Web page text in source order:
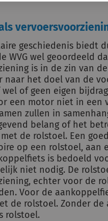
geschiedenis biedt
WVG wel geoordeeld
is in de zin van de
naar het doel van de
of geen eigen
een motor niet in een
zullen in
belang of het
de rolstoel. Een
op een rolstoel,
is bedoeld
niet nodig. De
echter voor de
Voor de
de rolstoel. Zonder
rolstoel.